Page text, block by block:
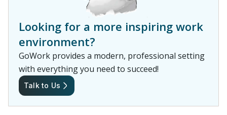
Looking for a more inspiring work
environment?
GoWork provides a modern, professional setting
with everything you need to succeed!
Talk to Us